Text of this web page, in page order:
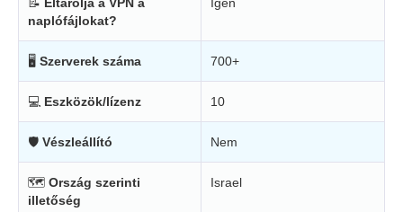
📝 Eltárolja a VPN a
naplófájlokat?
Igen
🖥 Szerverek száma 700+
💻 Eszközök/lízenz 10
🛡 Vészleállító Nem
🗺 Ország szerinti
illetőség
Israel